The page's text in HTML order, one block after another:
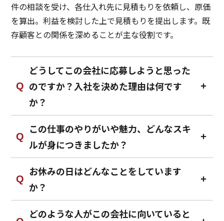
件の相談を受け、各仕入れ先に見積もりを依頼し、原価
を算出。利益を検討した上で見積もりを提出します。既
存顧客との関係を深めることが主な役割です。
どうしてこの会社に応募しようと思った
のですか？入社を決めた理由は何です
か？
この仕事のやりがいや魅力、どんなスキ
ルが身につきましたか？
お休みの日はどんなことをしています
か？
どのような人がこの会社に向いていると